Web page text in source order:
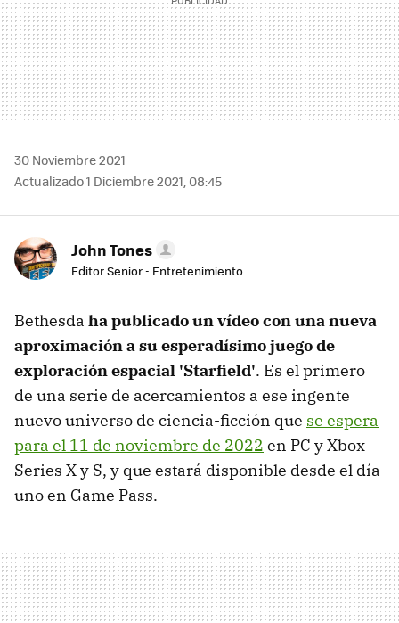
30 Noviembre 2021
Actualizado 1 Diciembre 2021, 08:45
John Tones
Editor Senior - Entretenimiento
Bethesda ha publicado un vídeo con una nueva
aproximación a su esperadísimo juego de
exploración espacial 'Starfield'. Es el primero
de una serie de acercamientos a ese ingente
nuevo universo de ciencia-ficción que se espera
para el 11 de noviembre de 2022 en PC y Xbox
Series X y S, y que estará disponible desde el día
uno en Game Pass.